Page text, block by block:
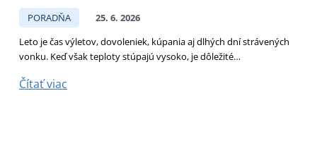
PORADŇA
25. 6. 2026
Leto je čas výletov, dovoleniek, kúpania aj dlhých dní strávených
vonku. Keď však teploty stúpajú vysoko, je dôležité…
Čítať viac